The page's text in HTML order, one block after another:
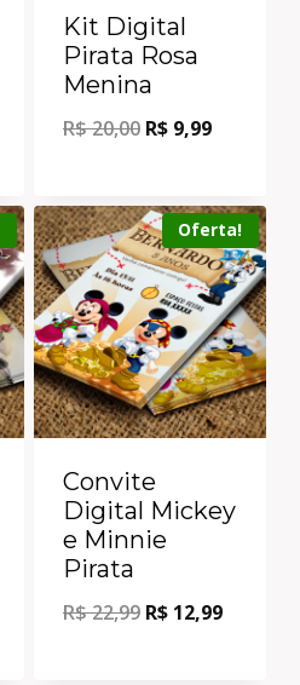
Kit Digital
Pirata Rosa
Menina
R$20,00 R$ 9,99
Oferta!
Convite
Digital Mickey
e Minnie
Pirata
R$22,99 R$ 12,99